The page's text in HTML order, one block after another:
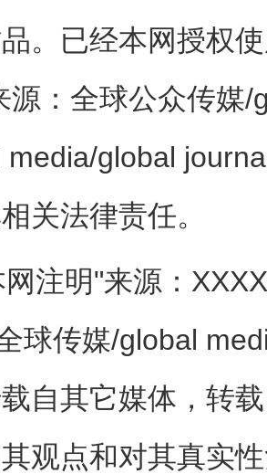
。已经本网授权
源：全球公众传媒
media/global
关法律责任。
注明"来源：
球传媒/global
自其它媒体，转
观点和对其真实